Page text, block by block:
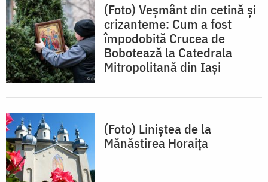
(Foto) Veșmânt din cetină și
crizanteme: Cum a fost
împodobită Crucea de
Bobotează la Catedrala
Mitropolitană din Iași
(Foto) Liniștea de la
Mănăstirea Horaița